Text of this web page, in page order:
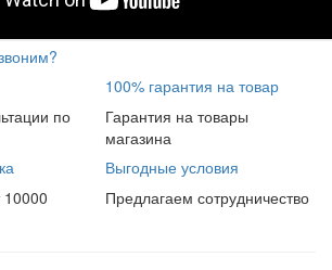
по
100% гарантия на товар
Гарантия на товары
магазина
10000
Выгодные условия
Предлагаем сотрудничество